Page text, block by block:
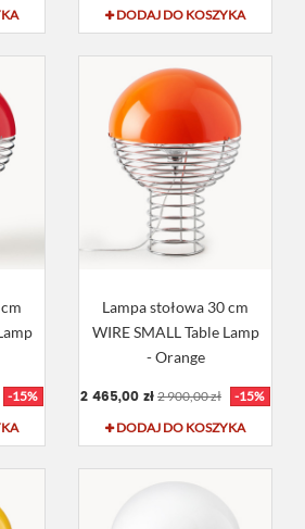
DODAJ DO KOSZYKA
-15%
Lampa stołowa 30 cm
WIRE SMALL Table Lamp
- Orange
2 465,00 zł 2 900,00 zł
-15%
DODAJ DO KOSZYKA